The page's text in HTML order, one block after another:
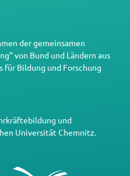
der gemeinsamen
von Bund und Ländern aus
Bildung und Forschung
und
Universität Chemnitz.